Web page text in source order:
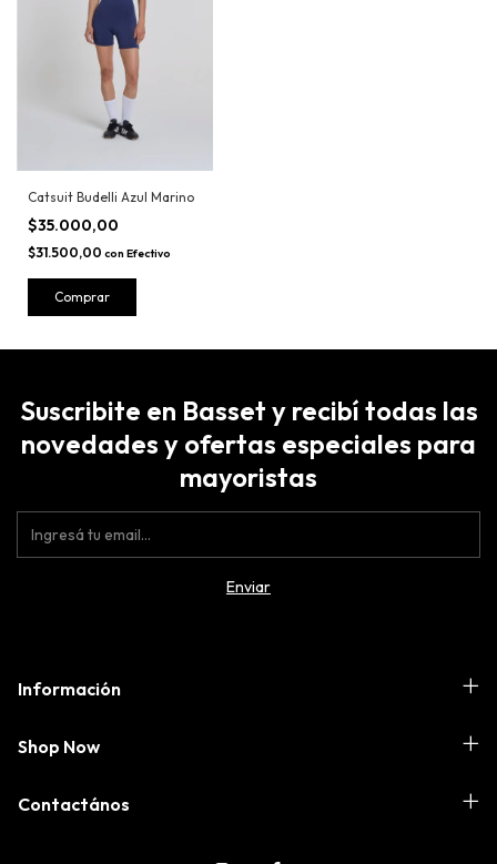
Catsuit Budelli Azul Marino
$35.000,00
$31.500,00 con Efectivo
Comprar
Suscribite en Basset y recibí todas las
novedades y ofertas especiales para
mayoristas
Información
Shop Now
Contactános